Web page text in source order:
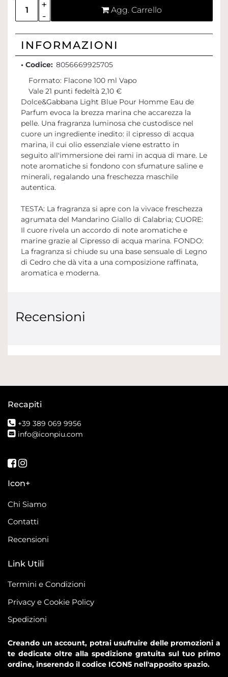
Quantità
Agg. Carrello
INFORMAZIONI
• Codice: 8056669925705
Formato: Flacone 100 ml Vapo
Vale 21 punti fedeltà 2,10 €
Dolce&Gabbana Light Blue Pour Homme Eau de
Parfum evoca la brezza marina che accarezza la
pelle. Una fragranza luminosa che custodisce nel
cuore un ingrediente inedito: il cipresso di acqua
marina, il cui olio essenziale viene estratto in
seguito all'immersione dei rami in acqua di mare. Le
note aromatiche si fondono con sfumature saline e
minerali, regalando una freschezza maschile
autentica.
TESTA: La fragranza si apre con la vivace freschezza
agrumata del Mandarino Giallo di Calabria; CUORE:
Il cuore rivela un accordo di note aromatiche e
marine grazie al Cipresso di acqua marina. FONDO:
La fragranza si chiude su una base sensuale di Legno
di Cedro che dà vita a una composizione raffinata,
aromatica e moderna.
Recensioni
Recapiti
+39 389 069 9956
info@iconpiu.com
Seguici su Facebook
Seguici su Instagram
Icon+
Chi Siamo
Contatti
Recensioni
Link Utili
Termini e Condizioni
Privacy e Cookie Policy
Spedizioni
Creando un account, potrai usufruire delle promozioni a
te dedicate oltre alla spedizione gratuita sul tuo primo
ordine, inserendo il codice ICON5 nell'apposito spazio.